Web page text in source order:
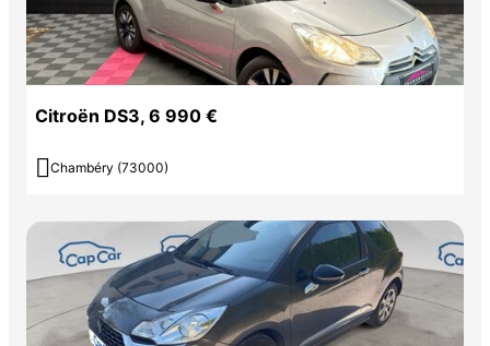
Citroën DS3, 6 990 €
 Chambéry (73000)